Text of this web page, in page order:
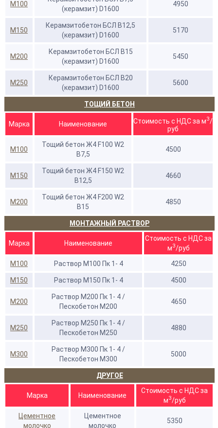
М100
(керамзит) D1600
4950
М150
Керамзитобетон БСЛ В12,5
(керамзит) D1600
5170
М200
Керамзитобетон БСЛ В15
(керамзит) D1600
5450
М250
Керамзитобетон БСЛ В20
(керамзит) D1600
5600
ТОЩИЙ БЕТОН
Марка Наименование Стоимость с НДС за м3/
руб
М100
Тощий бетон Ж4 F100 W2
В7,5
4500
М150
Тощий бетон Ж4 F150 W2
В12,5
4660
М200
Тощий бетон Ж4 F200 W2
В15
4850
МОНТАЖНЫЙ РАСТВОР
Марка Наименование
Стоимость с НДС за
м3/руб
М100 Раствор М100 Пк 1- 4 4250
М150 Раствор М150 Пк 1- 4 4500
М200
Раствор М200 Пк 1- 4 /
Пескобетон М200
4650
М250
Раствор М250 Пк 1- 4 /
Пескобетон М250
4880
М300
Раствор М300 Пк 1- 4 /
Пескобетон М300
5000
ДРУГОЕ
Марка Наименование
Стоимость с НДС за
м3/руб
Цементное
молочко
Цементное
молочко
5350